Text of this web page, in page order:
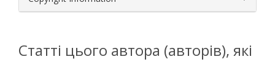
Статті цього автора (авторів), які